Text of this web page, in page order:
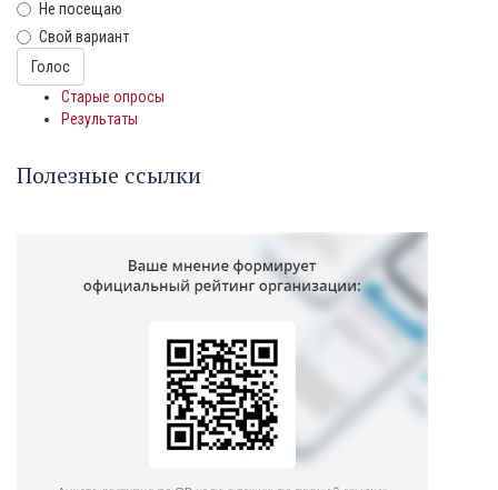
Не посещаю
Свой вариант
Варианты
Голос
Старые опросы
Результаты
Полезные ссылки